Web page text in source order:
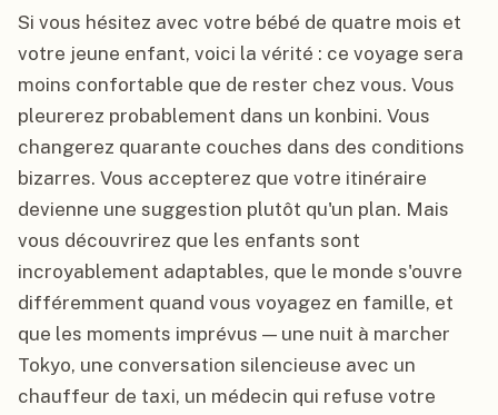
Si vous hésitez avec votre bébé de quatre mois et
votre jeune enfant, voici la vérité : ce voyage sera
moins confortable que de rester chez vous. Vous
pleurerez probablement dans un konbini. Vous
changerez quarante couches dans des conditions
bizarres. Vous accepterez que votre itinéraire
devienne une suggestion plutôt qu'un plan. Mais
vous découvrirez que les enfants sont
incroyablement adaptables, que le monde s'ouvre
différemment quand vous voyagez en famille, et
que les moments imprévus — une nuit à marcher
Tokyo, une conversation silencieuse avec un
chauffeur de taxi, un médecin qui refuse votre